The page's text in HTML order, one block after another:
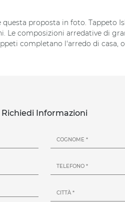
proposta in foto. Tappeto
composizioni arredative di
completano l'arredo di casa,
Richiedi Informazioni